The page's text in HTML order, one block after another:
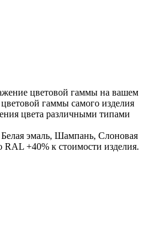
цветовой гаммы на вашем
гаммы самого изделия
цвета различными типами
эмаль, Шампань, Слоновая
+40% к стоимости изделия.